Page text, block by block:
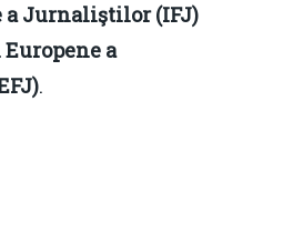
Jurnaliştilor (IFJ)
a
.